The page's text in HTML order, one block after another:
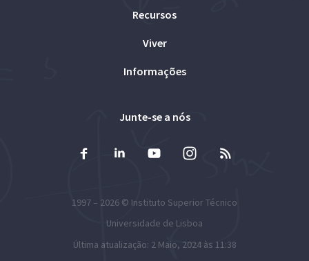
Recursos
Viver
Informações
Junte-se a nós
1997 – 2026 © Instituto Superior Técnico
Universidade de Lisboa
Última atualização: 2 Maio, 2024 às 11:38